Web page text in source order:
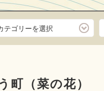
テゴリーを選択
町（菜の花）